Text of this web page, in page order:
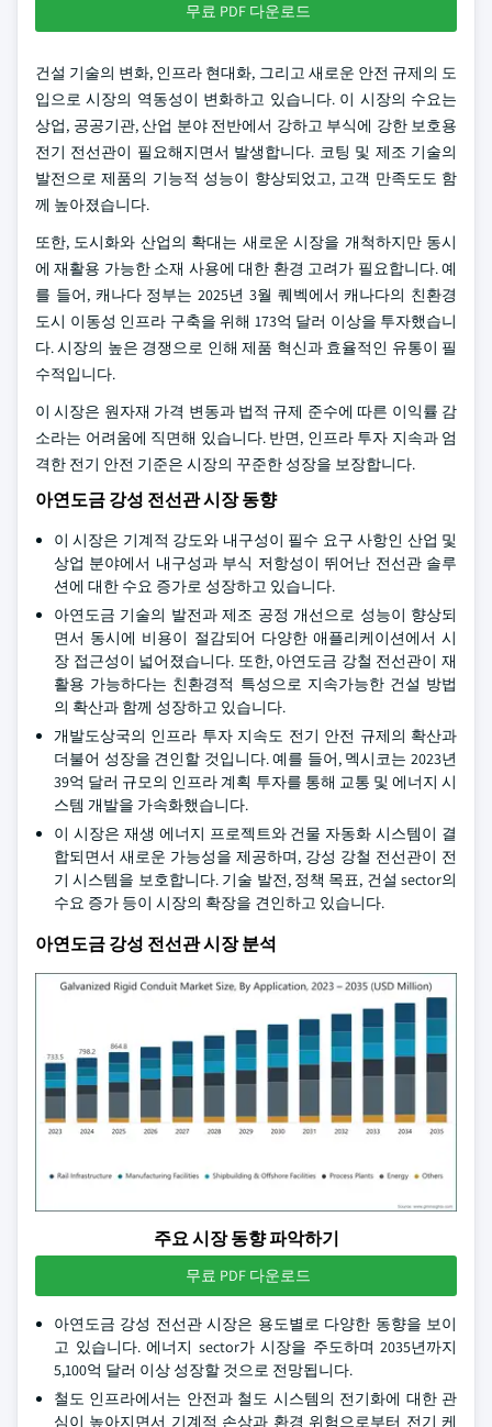
무료 PDF 다운로드
건설 기술의 변화, 인프라 현대화, 그리고 새로운 안전 규제의 도
입으로 시장의 역동성이 변화하고 있습니다. 이 시장의 수요는
상업, 공공기관, 산업 분야 전반에서 강하고 부식에 강한 보호용
전기 전선관이 필요해지면서 발생합니다. 코팅 및 제조 기술의
발전으로 제품의 기능적 성능이 향상되었고, 고객 만족도도 함
께 높아졌습니다.
또한, 도시화와 산업의 확대는 새로운 시장을 개척하지만 동시
에 재활용 가능한 소재 사용에 대한 환경 고려가 필요합니다. 예
를 들어, 캐나다 정부는 2025년 3월 퀘벡에서 캐나다의 친환경
도시 이동성 인프라 구축을 위해 173억 달러 이상을 투자했습니
다. 시장의 높은 경쟁으로 인해 제품 혁신과 효율적인 유통이 필
수적입니다.
이 시장은 원자재 가격 변동과 법적 규제 준수에 따른 이익률 감
소라는 어려움에 직면해 있습니다. 반면, 인프라 투자 지속과 엄
격한 전기 안전 기준은 시장의 꾸준한 성장을 보장합니다.
아연도금 강성 전선관 시장 동향
이 시장은 기계적 강도와 내구성이 필수 요구 사항인 산업 및
상업 분야에서 내구성과 부식 저항성이 뛰어난 전선관 솔루
션에 대한 수요 증가로 성장하고 있습니다.
아연도금 기술의 발전과 제조 공정 개선으로 성능이 향상되
면서 동시에 비용이 절감되어 다양한 애플리케이션에서 시
장 접근성이 넓어졌습니다. 또한, 아연도금 강철 전선관이 재
활용 가능하다는 친환경적 특성으로 지속가능한 건설 방법
의 확산과 함께 성장하고 있습니다.
개발도상국의 인프라 투자 지속도 전기 안전 규제의 확산과
더불어 성장을 견인할 것입니다. 예를 들어, 멕시코는 2023년
39억 달러 규모의 인프라 계획 투자를 통해 교통 및 에너지 시
스템 개발을 가속화했습니다.
이 시장은 재생 에너지 프로젝트와 건물 자동화 시스템이 결
합되면서 새로운 가능성을 제공하며, 강성 강철 전선관이 전
기 시스템을 보호합니다. 기술 발전, 정책 목표, 건설 sector의
수요 증가 등이 시장의 확장을 견인하고 있습니다.
아연도금 강성 전선관 시장 분석
주요 시장 동향 파악하기
무료 PDF 다운로드
아연도금 강성 전선관 시장은 용도별로 다양한 동향을 보이
고 있습니다. 에너지 sector가 시장을 주도하며 2035년까지
5,100억 달러 이상 성장할 것으로 전망됩니다.
철도 인프라에서는 안전과 철도 시스템의 전기화에 대한 관
심이 높아지면서 기계적 손상과 환경 위험으로부터 전기 케